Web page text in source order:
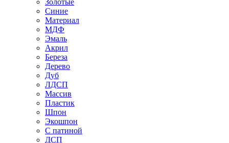
Золотые
Синие
Материал
МДФ
Эмаль
Акрил
Береза
Дерево
Дуб
ЛДСП
Массив
Пластик
Шпон
Экошпон
С патиной
ДСП